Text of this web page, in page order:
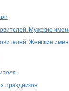
Мужские
Женские
праздников